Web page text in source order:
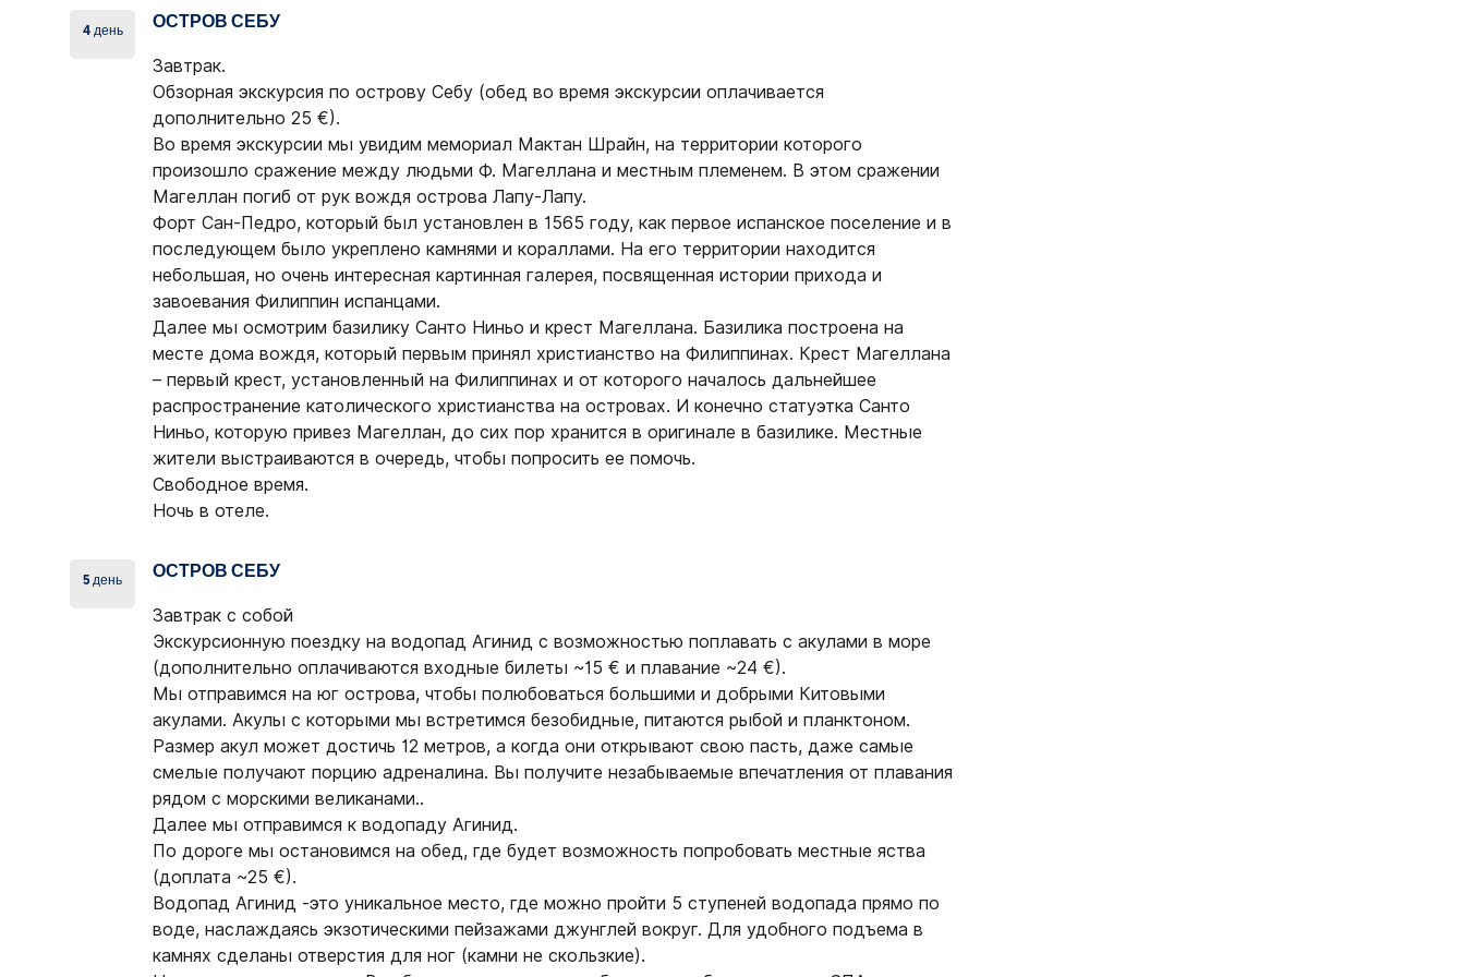
4 день ОСТРОВ СЕБУ
Завтрак.
Обзорная экскурсия по острову Себу (обед во время экскурсии оплачивается
дополнительно 25 €).
Во время экскурсии мы увидим мемориал Мактан Шрайн, на территории которого
произошло сражение между людьми Ф. Магеллана и местным племенем. В этом сражении
Магеллан погиб от рук вождя острова Лапу-Лапу.
Форт Сан-Педро, который был установлен в 1565 году, как первое испанское поселение и в
последующем было укреплено камнями и кораллами. На его территории находится
небольшая, но очень интересная картинная галерея, посвященная истории прихода и
завоевания Филиппин испанцами.
Далее мы осмотрим базилику Санто Ниньо и крест Магеллана. Базилика построена на
месте дома вождя, который первым принял христианство на Филиппинах. Крест Магеллана
– первый крест, установленный на Филиппинах и от которого началось дальнейшее
распространение католического христианства на островах. И конечно статуэтка Санто
Ниньо, которую привез Магеллан, до сих пор хранится в оригинале в базилике. Местные
жители выстраиваются в очередь, чтобы попросить ее помочь.
Свободное время.
Ночь в отеле.
5 день ОСТРОВ СЕБУ
Завтрак с собой
Экскурсионную поездкуна водопад Агинидс возможностью поплавать с акулами в море
(дополнительно оплачиваются входные билеты ~15 € и плавание ~24 €).
Мы отправимся на юг острова, чтобы полюбоваться большими и добрыми Китовыми
акулами. Акулы с которыми мы встретимся безобидные, питаются рыбой и планктоном.
Размер акул может достичь 12 метров, а когда они открывают свою пасть, даже самые
смелые получают порцию адреналина. Вы получите незабываемые впечатления от плавания
рядом с морскими великанами..
Далее мы отправимся к водопаду Агинид.
По дороге мы остановимся на обед, где будет возможность попробовать местные яства
(доплата ~25 €).
Водопад Агинид -это уникальное место, где можно пройти 5 ступеней водопада прямо по
воде, наслаждаясь экзотическими пейзажами джунглей вокруг. Для удобного подъема в
камнях сделаны отверстия для ног (камни не скользкие).